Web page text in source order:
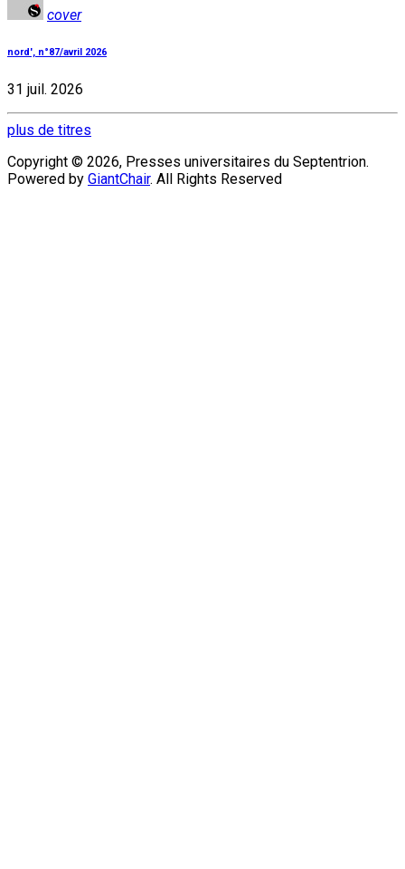
cover
nord', n°87/avril 2026
31 juil. 2026
plus de titres
Copyright © 2026, Presses universitaires du Septentrion.
Powered by GiantChair. All Rights Reserved